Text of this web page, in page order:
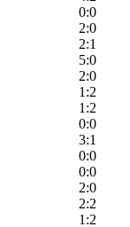
0:0
2:0
2:1
5:0
2:0
1:2
1:2
0:0
3:1
0:0
0:0
2:0
2:2
1:2